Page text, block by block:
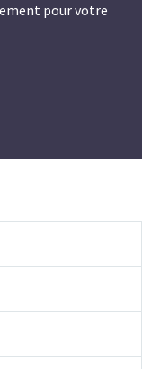
pour votre